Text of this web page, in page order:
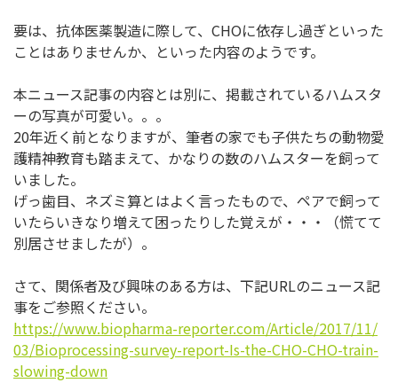
要は、抗体医薬製造に際して、CHOに依存し過ぎといった
ことはありませんか、といった内容のようです。
本ニュース記事の内容とは別に、 掲載されているハムスタ
ーの写真が可愛い。。。
20年近く前となりますが、 筆者の家でも子供たちの動物愛
護精神教育も踏まえて、 かなりの数のハムスターを飼って
いました。
げっ歯目、ネズミ算とはよく言ったもので、 ペアで飼って
いたらいきなり増えて困ったりした覚えが・・・（慌てて
別居させましたが）。
さて、関係者及び興味のある方は、下記URLのニュース記
事をご参照ください。
https://www.biopharma-reporter.com/Article/2017/11/
03/Bioprocessing-survey-report-Is-the-CHO-CHO-train-
slowing-down